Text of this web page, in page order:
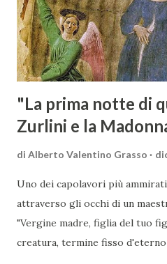
assistendo i produttori nella
commerciali con gli operatori
dell’evento, Christian Bauer,
conoscitore dei mercati di
"La prima notte di
Zurlini e la
di Alberto Valentino Grasso
Uno dei capolavori più
attraverso gli occhi di un
"Vergine madre, figlia del tuo
creatura, termine fisso d'eterno